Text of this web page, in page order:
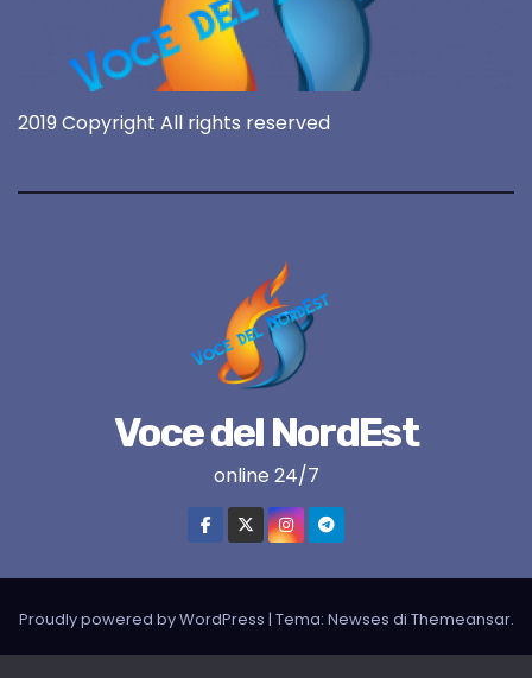
2019 Copyright All rights reserved
Voce del NordEst
online 24/7
Proudly powered by WordPress | Tema: Newses di Themeansar.